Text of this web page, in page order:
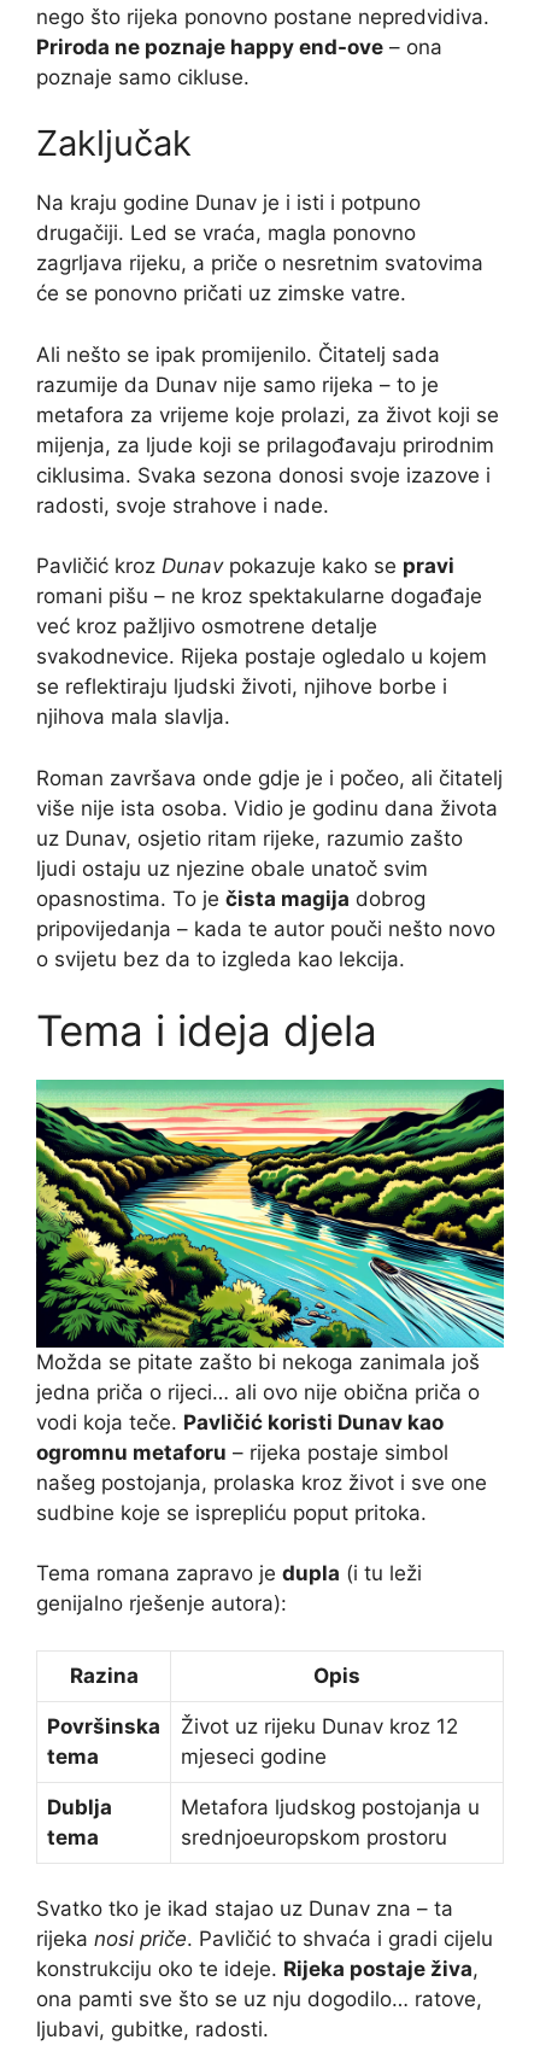
nego što rijeka ponovno postane nepredvidiva.
Priroda ne poznaje happy end-ove – ona
poznaje samo cikluse.
Zaključak
Na kraju godine Dunav je i isti i potpuno
drugačiji. Led se vraća, magla ponovno
zagrljava rijeku, a priče o nesretnim svatovima
će se ponovno pričati uz zimske vatre.
Ali nešto se ipak promijenilo. Čitatelj sada
razumije da Dunav nije samo rijeka – to je
metafora za vrijeme koje prolazi, za život koji se
mijenja, za ljude koji se prilagođavaju prirodnim
ciklusima. Svaka sezona donosi svoje izazove i
radosti, svoje strahove i nade.
Pavličić kroz Dunavpokazuje kako se pravi
romani pišu – ne kroz spektakularne događaje
već kroz pažljivo osmotrene detalje
svakodnevice. Rijeka postaje ogledalo u kojem
se reflektiraju ljudski životi, njihove borbe i
njihova mala slavlja.
Roman završava onde gdje je i počeo, ali čitatelj
više nije ista osoba. Vidio je godinu dana života
uz Dunav, osjetio ritam rijeke, razumio zašto
ljudi ostaju uz njezine obale unatoč svim
opasnostima. To je čista magija dobrog
pripovijedanja – kada te autor pouči nešto novo
o svijetu bez da to izgleda kao lekcija.
Tema i ideja djela
Možda se pitate zašto bi nekoga zanimala još
jedna priča o rijeci… ali ovo nije obična priča o
vodi koja teče. Pavličić koristi Dunav kao
ogromnu metaforu – rijeka postaje simbol
našeg postojanja, prolaska kroz život i sve one
sudbine koje se isprepliću poput pritoka.
Tema romana zapravo je dupla (i tu leži
genijalno rješenje autora):
Razina Opis
Površinska
tema
Život uz rijeku Dunav kroz 12
mjeseci godine
Dublja
tema
Metafora ljudskog postojanja u
srednjoeuropskom prostoru
Svatko tko je ikad stajao uz Dunav zna – ta
rijeka nosi priče. Pavličić to shvaća i gradi cijelu
konstrukciju oko te ideje. Rijeka postaje živa,
ona pamti sve što se uz nju dogodilo… ratove,
ljubavi, gubitke, radosti.